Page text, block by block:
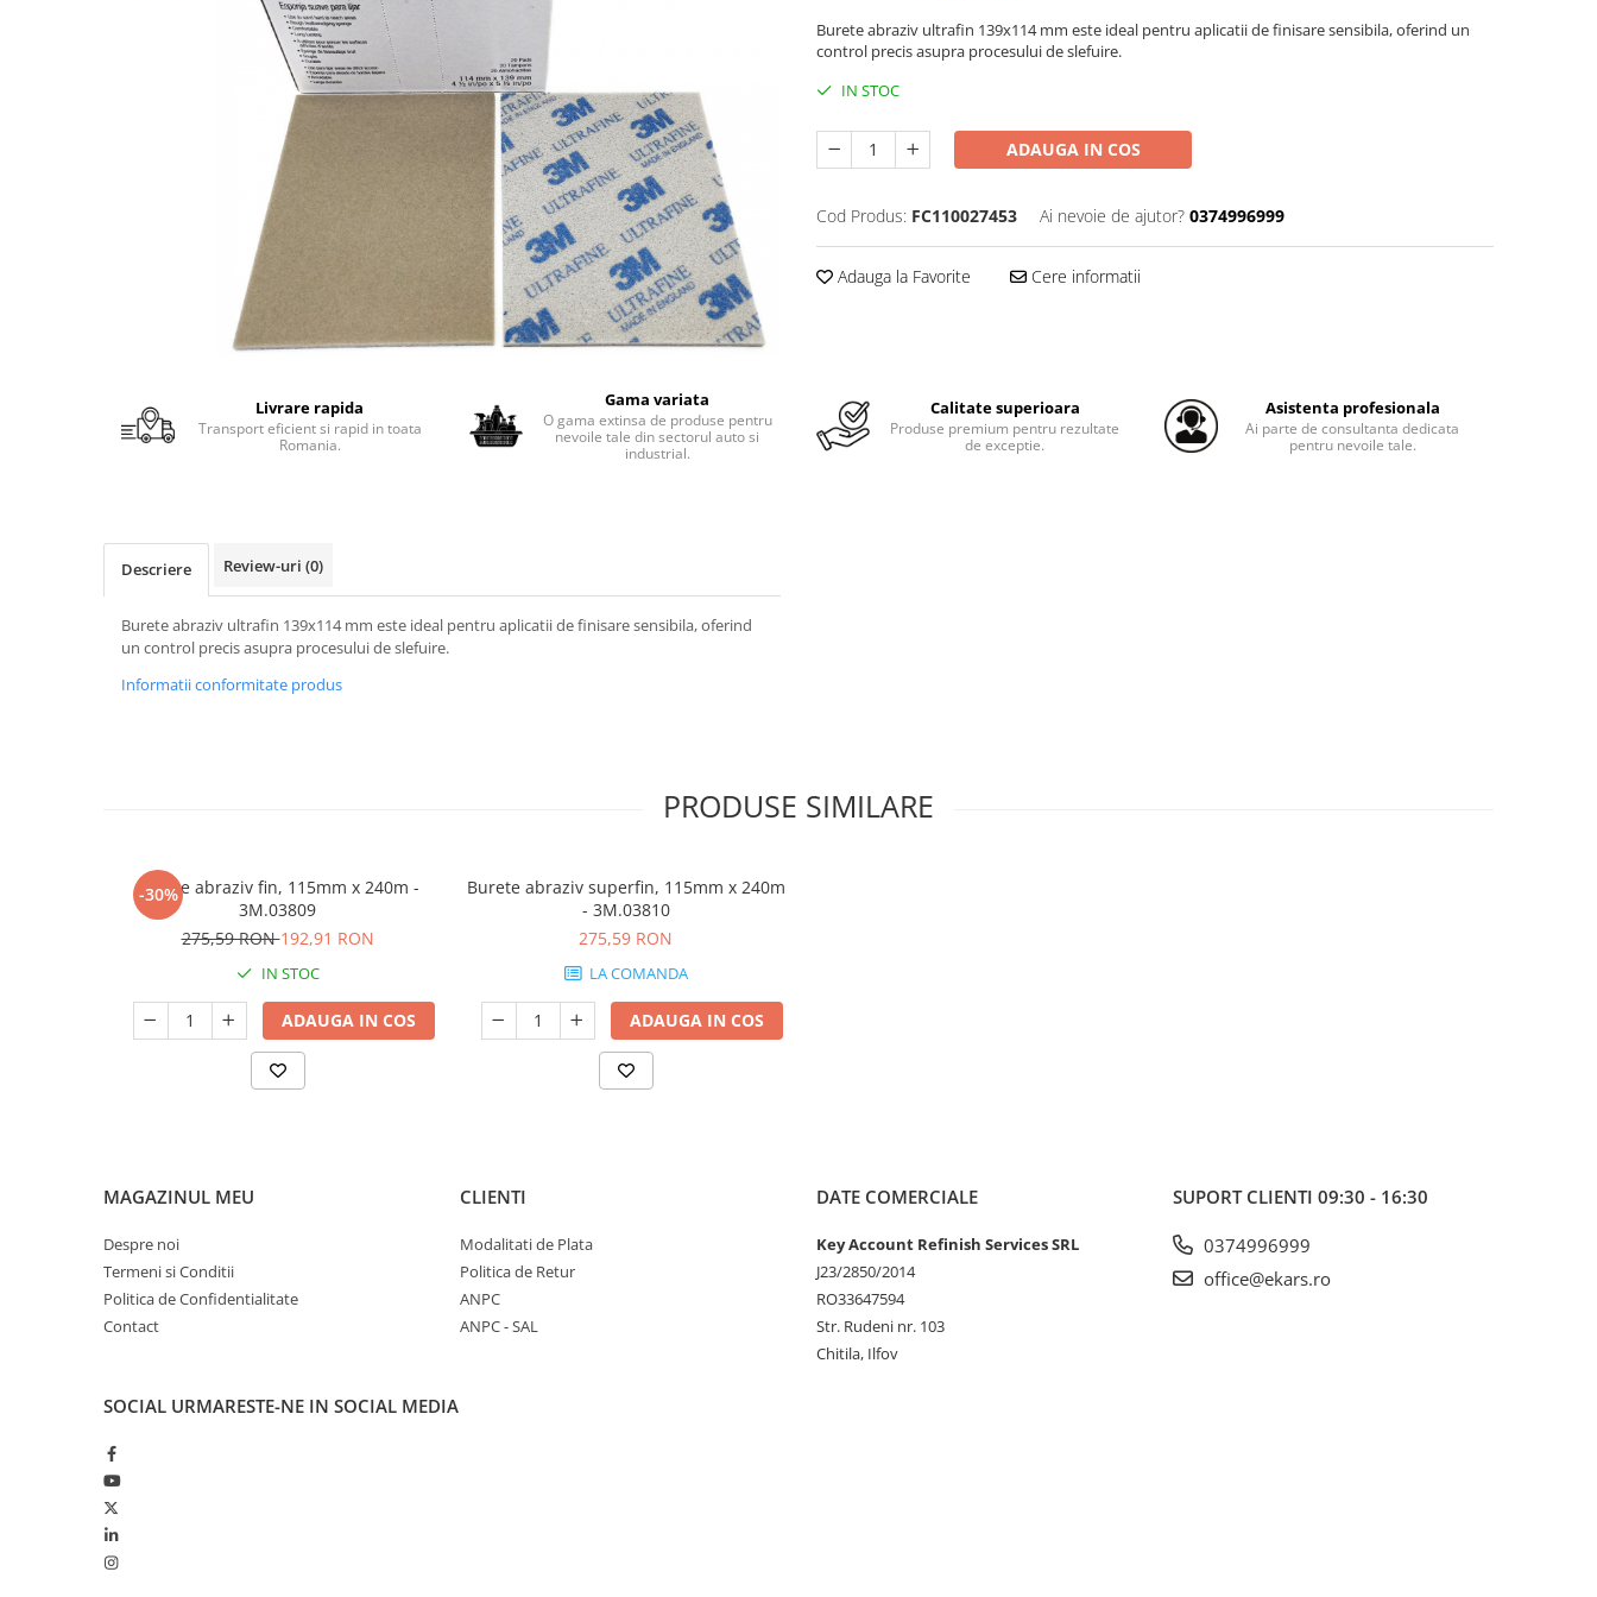
Burete abraziv ultrafin 139x114 mm este ideal pentru aplicatii de finisare sensibila, oferind un
control precis asupra procesului de slefuire.
IN STOC
ADAUGA IN COS
Cod Produs: FC110027453 Ai nevoie de ajutor? 0374996999
Adauga la Favorite Cere informatii
Livrare rapida
Transport eficient si rapid in toata
Romania.
Gama variata
O gama extinsa de produse pentru
nevoile tale din sectorul auto si
industrial.
Calitate superioara
Produse premium pentru rezultate
de exceptie.
Asistenta profesionala
Ai parte de consultanta dedicata
pentru nevoile tale.
Descriere Review-uri (0)
Burete abraziv ultrafin 139x114 mm este ideal pentru aplicatii de finisare sensibila, oferind
un control precis asupra procesului de slefuire.
Informatii conformitate produs
PRODUSE SIMILARE
-30%
Burete abraziv fin, 115mm x 240m -
3M.03809
275,59 RON192,91 RON
IN STOC
ADAUGA IN COS
Burete abraziv superfin, 115mm x 240m
- 3M.03810
275,59 RON
LA COMANDA
ADAUGA IN COS
MAGAZINUL MEU
Despre noi
Termeni si Conditii
Politica de Confidentialitate
Contact
CLIENTI
Modalitati de Plata
Politica de Retur
ANPC
ANPC - SAL
DATE COMERCIALE
Key Account Refinish Services SRL
J23/2850/2014
RO33647594
Str. Rudeni nr. 103
Chitila, Ilfov
SUPORT CLIENTI 09:30 - 16:30
0374996999
office@ekars.ro
SOCIAL URMARESTE-NE IN SOCIAL MEDIA